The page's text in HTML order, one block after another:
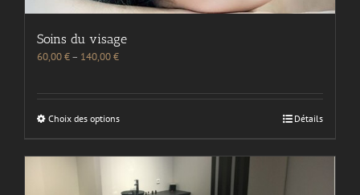
Soins du visage
60,00€– 140,00€
Choix des options Détails